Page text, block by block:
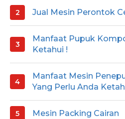
Jual Mesin Perontok
Manfaat Pupuk
Ketahui !
Manfaat Mesin
Yang Perlu Anda
Mesin Packing Cairan